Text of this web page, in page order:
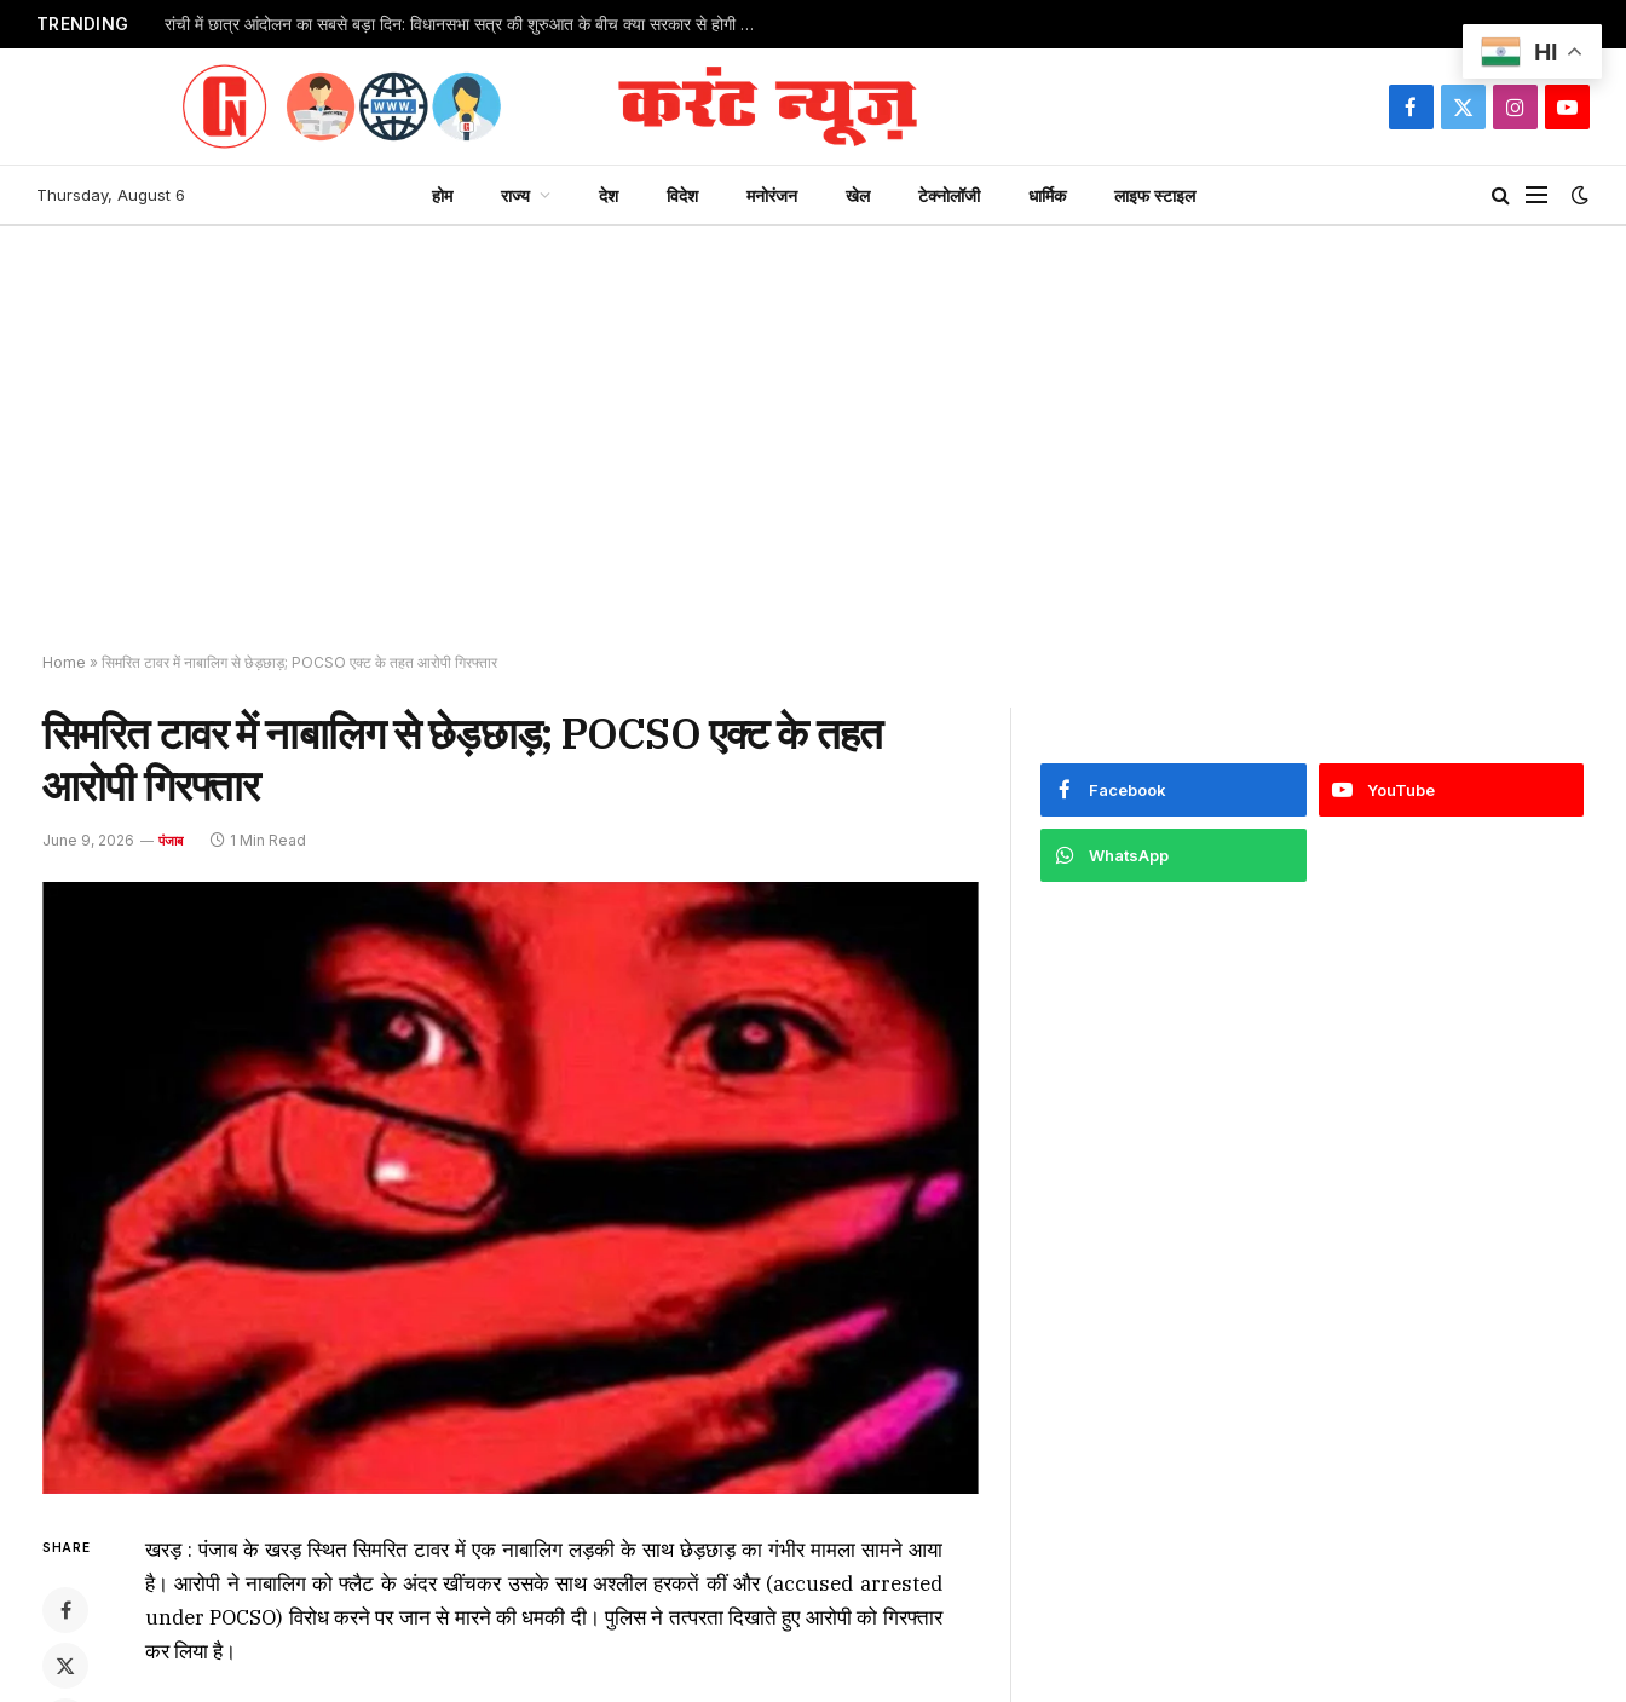
TRENDING रांची में छात्र आंदोलन का सबसे बड़ा दिन: विधानसभा सत्र की शुरुआत के बीच क्या सरकार से होगी वार्ता?
Facebook
X
Instagram
Thursday, August 6 होम राज्य देश विदेश मनोरंजन खेल टेक्नोलॉजी धार्मिक लाइफ स्टाइल
Home » सिमरित टावर में नाबालिग से छेड़छाड़; POCSO एक्ट के तहत आरोपी गिरफ्तार
सिमरित टावर में नाबालिग से छेड़छाड़; POCSO एक्ट के तहत
आरोपी गिरफ्तार
June 9, 2026 पंजाब 1 Min Read
SHARE
खरड़ : पंजाब के खरड़ स्थित सिमरित टावर में एक नाबालिग लड़की के साथ छेड़छाड़ का गंभीर मामला सामने आया
है। आरोपी ने नाबालिग को फ्लैट के अंदर खींचकर उसके साथ अश्लील हरकतें कीं और (accused arrested
under POCSO) विरोध करने पर जान से मारने की धमकी दी। पुलिस ने तत्परता दिखाते हुए आरोपी को गिरफ्तार
कर लिया है।
Facebook YouTube
WhatsApp
HI